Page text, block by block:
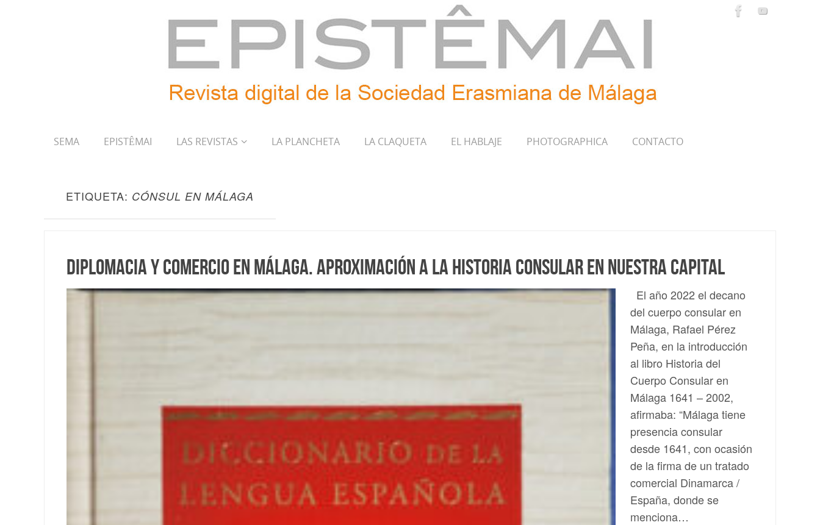
SEMA EPISTÊMAI LAS REVISTAS LA PLANCHETA LA CLAQUETA EL HABLAJE PHOTOGRAPHICA CONTACTO
ETIQUETA: CÓNSUL EN MÁLAGA
Diplomacia y comercio en Málaga. Aproximación a la historia consular en nuestra capital
El año 2022 el decano
del cuerpo consular en
Málaga, Rafael Pérez
Peña, en la introducción
al libro Historia del
Cuerpo Consular en
Málaga 1641 – 2002,
afirmaba: “Málaga tiene
presencia consular
desde 1641, con ocasión
de la firma de un tratado
comercial Dinamarca /
España, donde se
menciona…